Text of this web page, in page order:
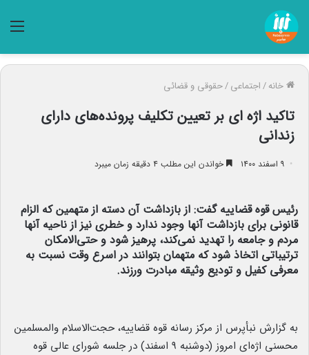
خانه/اجتماعی/حقوقی و قضائی
تاکید اژه ای بر تعیین تکلیف پرونده‌های دارای
زندانی
۹ اسفند ۱۴۰۰ خواندن این مطلب ۴ دقیقه زمان میبرد
رئیس قوه قضاییه گفت: از بازداشت آن دسته از متهمین که الزام
قانونی برای بازداشت آنها وجود ندارد و خطری نیز از ناحیه آنها
مردم و جامعه را تهدید نمی‌کند، پرهیز شود و حتی‌الامکان
ترتیباتی اتخاذ شود که متهمان بتوانند در اسرع وقت نسبت به
معرفی کفیل و تودیع وثیقه مبادرت ورزند.
به گزارش نبأپرس از مرکز رسانه قوه قضاییه، حجت‌الاسلام والمسلمین
محسنی اژه‌ای امروز (دوشنبه ۹ اسفند) در جلسه شورای عالی قوه